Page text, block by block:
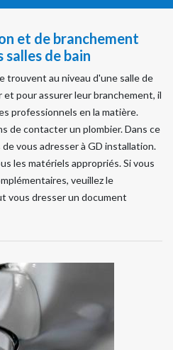
et de branchement
salles de bain
trouvent au niveau d'une salle de
pour assurer leur branchement, il
professionnels en la matière.
de contacter un plombier. Dans ce
vous adresser à GD installation.
les matériels appropriés. Si vous
veuillez le
vous dresser un document